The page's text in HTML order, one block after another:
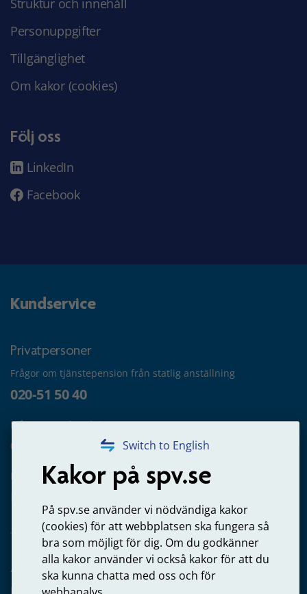
Switch to English
Kakor på spv.se
På spv.se använder vi nödvändiga kakor
(cookies) för att webbplatsen ska fungera så
bra som möjligt för dig. Om du godkänner
alla kakor använder vi också kakor för att du
ska kunna chatta med oss och för
Struktur och innehåll
Personuppgifter
Tillgänglighet
Om kakor (cookies)
Följ oss
LinkedIn
Facebook
Kundservice
Privatpersoner
Frågor om tjänstepension från statlig anställning
020-51 50 40
Frågor om utbetalning
020-65 00 65
Kontakta oss
Arbetsgivare
Frågor om administration av tjänstepension från statlig